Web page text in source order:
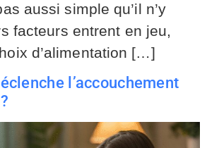
aussi simple qu’il n’y
facteurs entrent en jeu,
d’alimentation […]
l’accouchement